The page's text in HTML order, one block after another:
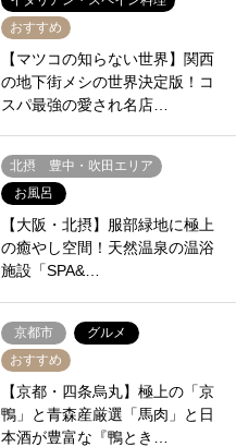
おすすめ
【マツコの知らない世界】関西
の地下街メシの世界決定版！コ
スパ最強の愛され名店…
北摂 豊中・吹田エリア
お風呂
【大阪・北摂】服部緑地に極上
の癒やし空間！天然温泉の温浴
施設「SPA&…
京都市
グルメ
おすすめ
【京都・四条烏丸】極上の「京
鴨」と青森産厳選「馬肉」と日
本酒が豊富な『鴨とき…